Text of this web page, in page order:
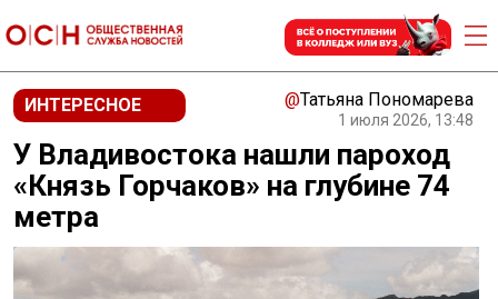
ИНТЕРЕСНОЕ @Татьяна Пономарева
1 июля 2026, 13:48
У Владивостока нашли пароход
«Князь Горчаков» на глубине 74
метра